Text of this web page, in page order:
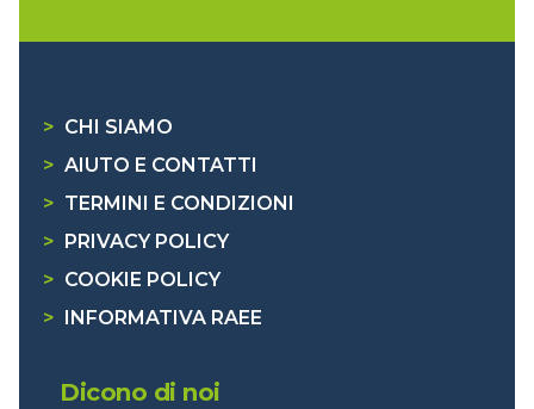
> CHI SIAMO
> AIUTO E CONTATTI
> TERMINI E CONDIZIONI
>
PRIVACY POLICY
> COOKIE POLICY
>
INFORMATIVA RAEE
Dicono di noi